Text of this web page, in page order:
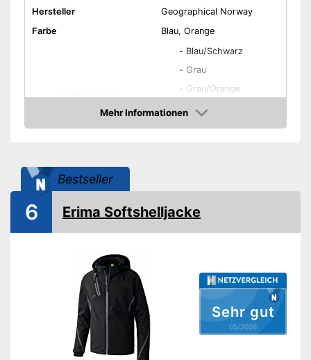
Hersteller
Geographical Norway
Farbe
Blau, Orange
Erhältliche Farben
- Blau/Schwarz
- Grau
- Grau/Orange
Grün/Orange
Material
Verschluss
Wärmeisolation
Seitentaschen
Brusttasche
Mehr Informationen
Amazon
Bestseller
Sehr gut
05/2026
6 Erima Softshelljacke